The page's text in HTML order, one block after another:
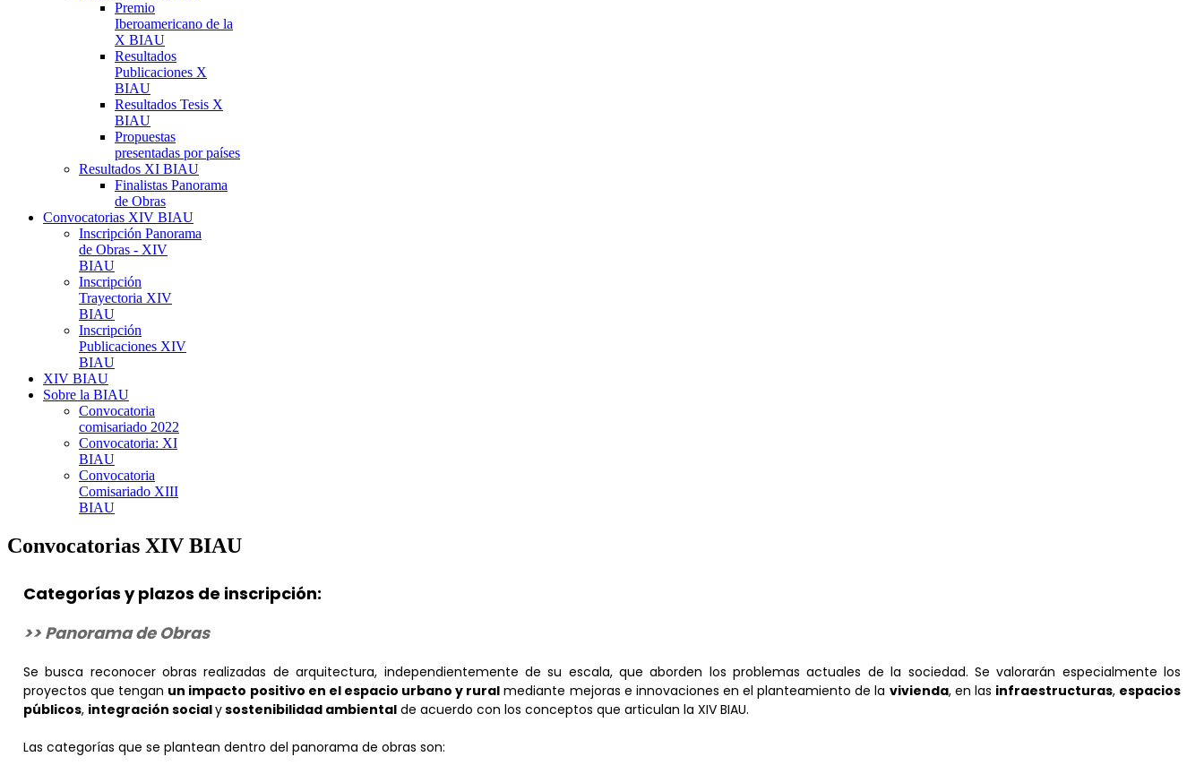
Premio
Iberoamericano de la
X BIAU
Resultados
Publicaciones X
BIAU
Resultados Tesis X
BIAU
Propuestas
presentadas por países
Resultados XI BIAU
Finalistas Panorama
de Obras
Convocatorias XIV BIAU
Inscripción Panorama
de Obras - XIV
BIAU
Inscripción
Trayectoria XIV
BIAU
Inscripción
Publicaciones XIV
BIAU
XIV BIAU
Sobre la BIAU
Convocatoria
comisariado 2022
Convocatoria: XI
BIAU
Convocatoria
Comisariado XIII
BIAU
Convocatorias XIV BIAU
Categorías y plazos de inscripción:
>> Panorama de Obras
Se busca reconocer obras realizadas de arquitectura, independientemente de su escala, que aborden los problemas actuales de la sociedad. Se valorarán especialmente los
proyectos que tengan un impacto positivo en el espacio urbano y rural mediante mejoras e innovaciones en el planteamiento de la vivienda, en las infraestructuras, espacios
públicos, integración socialysostenibilidad ambiental de acuerdo con los conceptos que articulan la XIV BIAU.
Las categorías que se plantean dentro del panorama de obras son: